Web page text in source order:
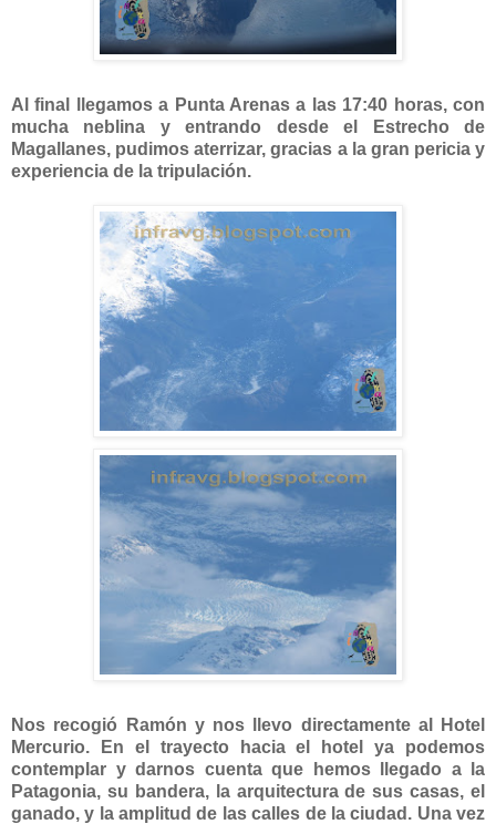
Al final llegamos a Punta Arenas a las 17:40 horas, con
mucha neblina y entrando desde el Estrecho de
Magallanes, pudimos aterrizar, gracias a la gran pericia y
experiencia de la tripulación.
Nos recogió Ramón y nos llevo directamente al Hotel
Mercurio. En el trayecto hacia el hotel ya podemos
contemplar y darnos cuenta que hemos llegado a la
Patagonia, su bandera, la arquitectura de sus casas, el
ganado, y la amplitud de las calles de la ciudad. Una vez